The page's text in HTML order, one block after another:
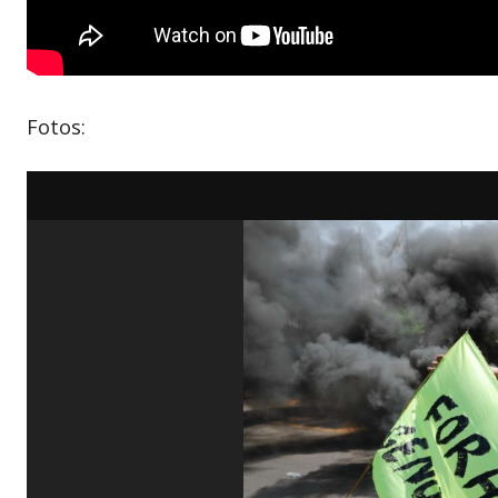
Fotos: